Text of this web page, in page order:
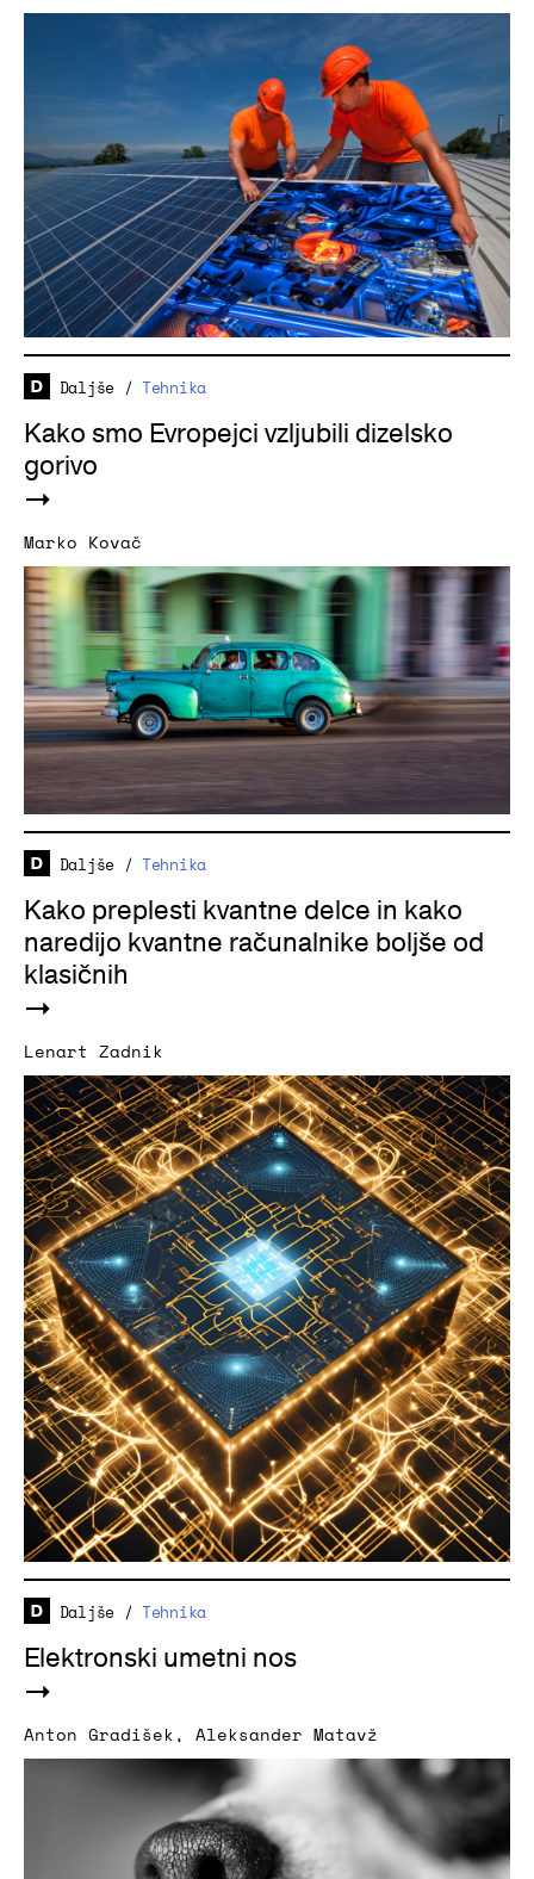
Daljše /Tehnika
Kako smo Evropejci vzljubili dizelsko
gorivo
Marko Kovač
Daljše /Tehnika
Kako preplesti kvantne delce in kako
naredijo kvantne računalnike boljše od
klasičnih
Lenart Zadnik
Daljše /Tehnika
Elektronski umetni nos
Anton Gradišek, Aleksander Matavž